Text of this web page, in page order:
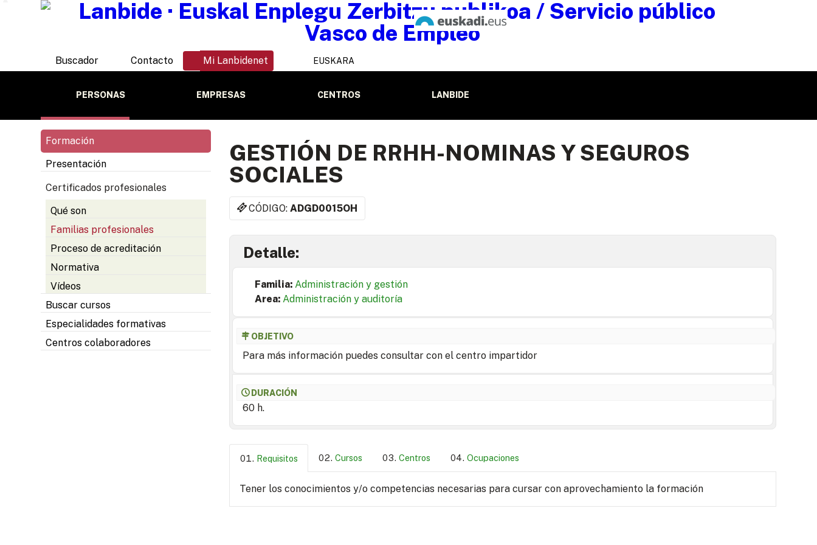
Buscador Contacto Mi Lanbidenet EUSKARA
PERSONAS EMPRESAS CENTROS LANBIDE
Formación
Presentación
Certificados profesionales
Qué son
Familias profesionales
Proceso de acreditación
Normativa
Vídeos
Buscar cursos
Especialidades formativas
Centros colaboradores
GESTIÓN DE RRHH-NOMINAS Y SEGUROS
SOCIALES
CÓDIGO:ADGD0015OH
Detalle:
Familia: Administración y gestión
Area: Administración y auditoría
OBJETIVO
Para más información puedes consultar con el centro impartidor
DURACIÓN
60 h.
Requisitos Cursos Centros Ocupaciones
Tener los conocimientos y/o competencias necesarias para cursar con aprovechamiento la formación